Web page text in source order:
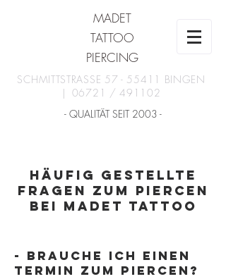
MADET
TATTOO
PIERCING
SCHMITTSTRASSE 57 - 55411 BINGEN
| 06721 / 491102
- QUALITÄT SEIT 2003 -
Häufig gestellte
Fragen zum Piercen
bei Madet Tattoo
- Brauche ich einen
Termin zum piercen?